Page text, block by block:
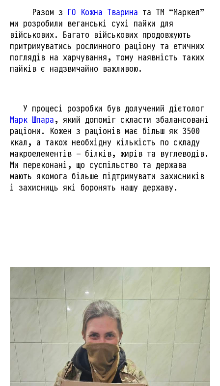
Разом з ГО Кожна Тварина та ТМ “Маркел”
ми розробили веганські сухі пайки для
військових. Багато військових продовжують
притримуватись рослинного раціону та етичних
поглядів на харчування, тому наявність таких
пайків є надзвичайно важливою.
У процесі розробки був долучений дієтолог
Марк Шпара , який допоміг скласти збалансовані
раціони. Кожен з раціонів має більш як 3500
ккал, а також необхідну кількість по складу
макроелементів — білків, жирів та вуглеводів.
Ми переконані, що суспільство та держава
мають якомога більше підтримувати захисників
і захисниць які боронять нашу державу.